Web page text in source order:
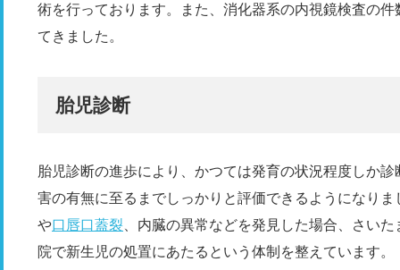
術を行っております。また、消化器系の内視鏡検査の
てきました。
胎児診断
胎児診断の進歩により、かつては発育の状況程度しか
害の有無に至るまでしっかりと評価できるようになり
や口唇口蓋裂 、内臓の異常などを発見した場合、さい
院で新生児の処置にあたるという体制を整えています。